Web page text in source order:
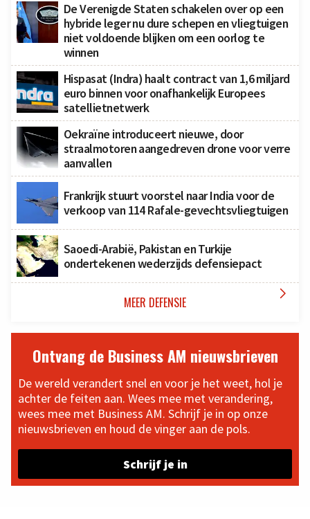
De Verenigde Staten schakelen over op een
hybride leger nu dure schepen en vliegtuigen
niet voldoende blijken om een oorlog te
winnen
Hispasat (Indra) haalt contract van 1,6 miljard
euro binnen voor onafhankelijk Europees
satellietnetwerk
Oekraïne introduceert nieuwe, door
straalmotoren aangedreven drone voor verre
aanvallen
Frankrijk stuurt voorstel naar India voor de
verkoop van 114 Rafale-gevechtsvliegtuigen
Saoedi-Arabië, Pakistan en Turkije
ondertekenen wederzijds defensiepact
MEER DEFENSIE 
Ontvang de Business AM nieuwsbrieven
De wereld verandert snel en voor je het weet, hol je
achter de feiten aan. Wees mee met verandering,
wees mee met Business AM. Schrijf je in op onze
nieuwsbrieven en houd de vinger aan de pols.
Schrijf je in